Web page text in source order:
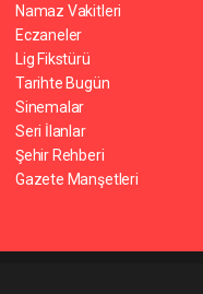
Namaz Vakitleri
Eczaneler
Lig Fikstürü
Tarihte Bugün
Sinemalar
Seri İlanlar
Şehir Rehberi
Gazete Manşetleri